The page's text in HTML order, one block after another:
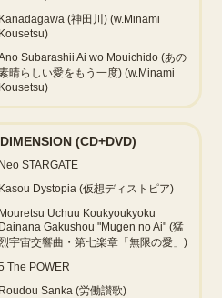
Kanadagawa (神田川) (w.Minami
Kousetsu)
Subarashii Ai wo Mouichido (あの
晴らしい愛をもう一度) (w.Minami
Kousetsu)
(CD+DVD)
Neo STARGATE
Kasou Dystopia (仮想ディストピア)
Mouretsu Uchuu Koukyoukyoku
Dainana Gakushou "Mugen no Ai" (猛
宇宙交響曲・第七楽章「無限の愛」)
The POWER
Roudou Sanka (労働讃歌)